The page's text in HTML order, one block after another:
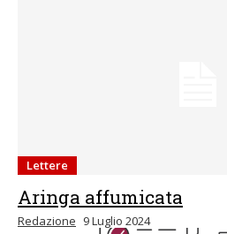
Lettere
Aringa affumicata
Redazione 9 Luglio 2024